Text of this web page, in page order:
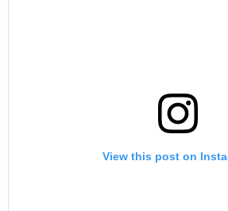
View this post on